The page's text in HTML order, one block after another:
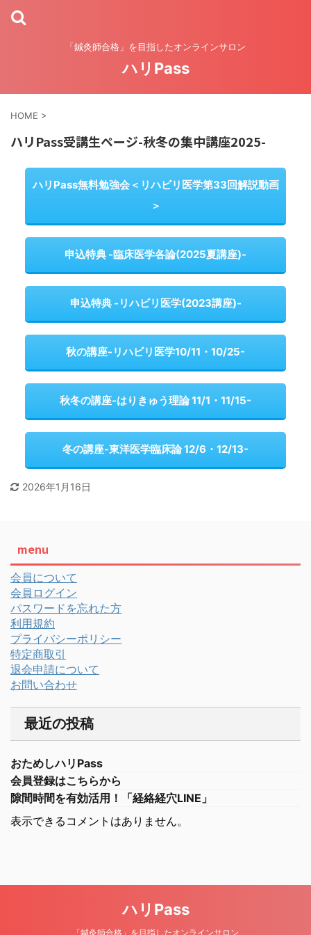
「鍼灸師合格」を目指したオンラインサロン
ハリPass
HOME >
ハリPass受講生ページ-秋冬の集中講座2025-
ハリPass無料勉強会＜リハビリ医学第33回解説動画
＞
申込特典 -臨床医学各論(2025夏講座)-
申込特典 -リハビリ医学(2023講座)-
秋の講座-リハビリ医学10/11・10/25-
秋冬の講座-はりきゅう理論 11/1・11/15-
冬の講座-東洋医学臨床論 12/6・12/13-
2026年1月16日
menu
会員について
会員ログイン
パスワードを忘れた方
利用規約
プライバシーポリシー
特定商取引
退会申請について
お問い合わせ
最近の投稿
おためしハリPass
会員登録はこちらから
隙間時間を有効活用！「経絡経穴LINE」
表示できるコメントはありません。
ハリPass
「鍼灸師合格」を目指したオンラインサロン